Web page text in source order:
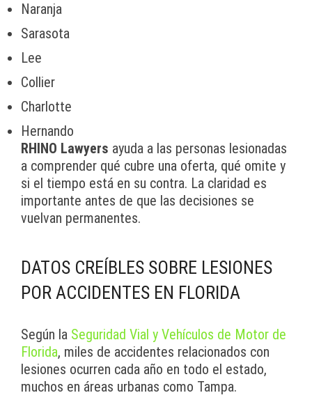
Naranja
Sarasota
Lee
Collier
Charlotte
Hernando
RHINO Lawyers ayuda a las personas lesionadas
a comprender qué cubre una oferta, qué omite y
si el tiempo está en su contra. La claridad es
importante antes de que las decisiones se
vuelvan permanentes.
DATOS CREÍBLES SOBRE LESIONES
POR ACCIDENTES EN FLORIDA
Según la Seguridad Vial y Vehículos de Motor de
Florida, miles de accidentes relacionados con
lesiones ocurren cada año en todo el estado,
muchos en áreas urbanas como Tampa.